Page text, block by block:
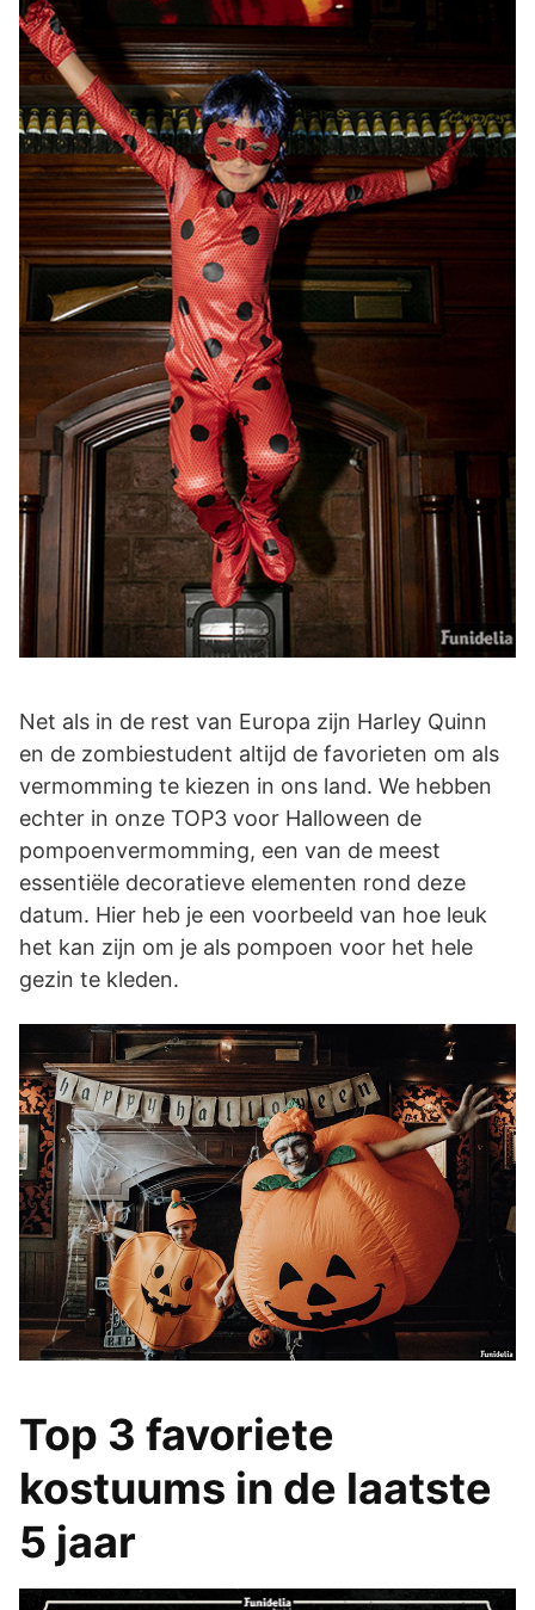
Net als in de rest van Europa zijn Harley Quinn
en de zombiestudent altijd de favorieten om als
vermomming te kiezen in ons land. We hebben
echter in onze TOP3 voor Halloween de
pompoenvermomming, een van de meest
essentiële decoratieve elementen rond deze
datum. Hier heb je een voorbeeld van hoe leuk
het kan zijn om je als pompoen voor het hele
gezin te kleden.
Top 3 favoriete
kostuums in de laatste
5 jaar